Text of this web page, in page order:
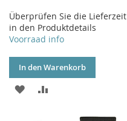
Überprüfen Sie die Lieferzeit
in den Produktdetails
Voorraad info
In den Warenkorb
ZUR